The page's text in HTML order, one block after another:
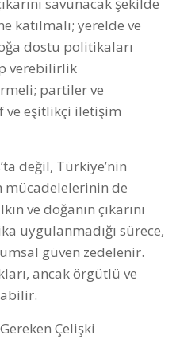
katılmalı; yerelde ve
dostu politikaları
verebilirlik
partiler ve
ve eşitlikçi iletişim
değil, Türkiye’nin
mücadelelerinin de
ve doğanın çıkarını
uygulanmadığı sürece,
güven zedelenir.
ancak örgütlü ve
Çelişki